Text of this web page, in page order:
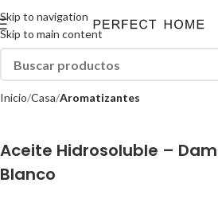
Skip to navigation
Skip to main content
Inicio Casa Aromatizantes
Aceite Hidrosoluble –
Blanco